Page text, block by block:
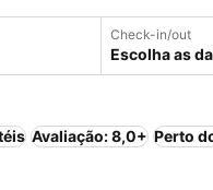
Check-in/out
Escolha as
Avaliação: 8,0+ Perto